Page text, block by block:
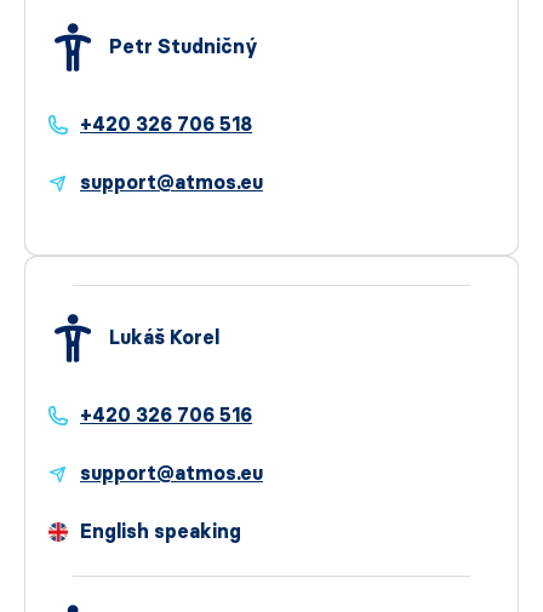
Petr Studničný
+420 326 706 518
support@atmos.eu
Lukáš Korel
+420 326 706 516
support@atmos.eu
English speaking